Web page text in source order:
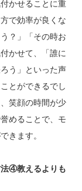
かせることに重
で効率が良くな
？」「その時お
かせて、「誰に
う」といった声
とができるでし
笑顔の時間が少
めることで、モ
きます。
法④教えるよりも